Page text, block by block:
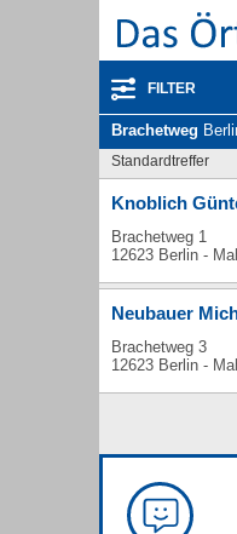
FILTER
Brachetweg Berlin
Standardtreffer
Knoblich
Brachetweg 1
12623 Berlin -
Neubauer
Brachetweg 3
12623 Berlin -